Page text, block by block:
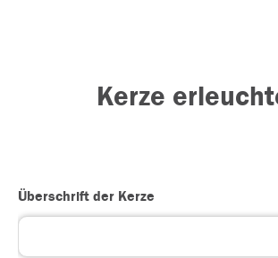
Kerze
Überschrift der Kerze